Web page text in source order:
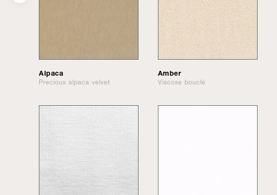
Alpaca
Precious alpaca velvet
Amber
Viscose bouclé